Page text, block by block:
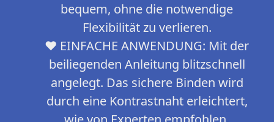
bequem, ohne die notwendige
Flexibilität zu verlieren.
❤ EINFACHE ANWENDUNG: Mit der
beiliegenden Anleitung blitzschnell
angelegt. Das sichere Binden wird
durch eine Kontrastnaht erleichtert,